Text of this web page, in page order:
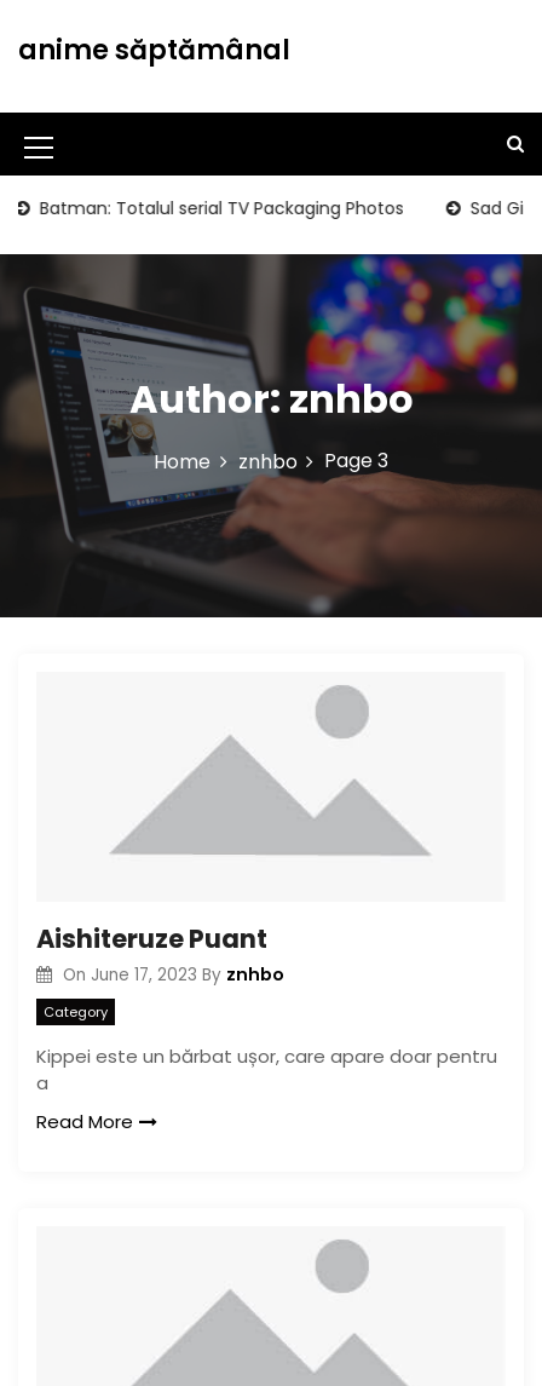
t
c
t
anime săptămânal
M
e
n
u
I
c
o
n
Totalul serial TV Packaging Photos Sad Girls
Author: znhbo
Home znhbo Page 3
Aishiteruze Puant
On June 17, 2023 By znhbo
Category
Kippei este un bărbat ușor, care apare doar pentru
a
Read More